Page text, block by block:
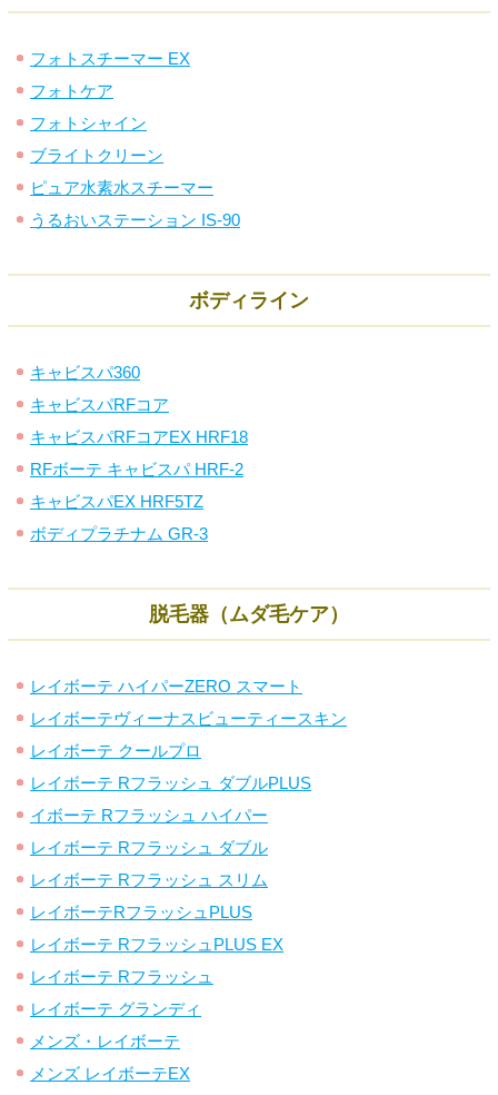
フォトスチーマー EX
フォトケア
フォトシャイン
ブライトクリーン
ピュア水素水スチーマー
うるおいステーション IS-90
ボディライン
キャビスパ360
キャビスパRFコア
キャビスパRFコアEX HRF18
RFボーテ キャビスパ HRF-2
キャビスパEX HRF5TZ
ボディプラチナム GR-3
脱毛器（ムダ毛ケア）
レイボーテ ハイパーZERO スマート
レイボーテヴィーナスビューティースキン
レイボーテ クールプロ
レイボーテ Rフラッシュ ダブルPLUS
イボーテ Rフラッシュ ハイパー
レイボーテ Rフラッシュ ダブル
レイボーテ Rフラッシュ スリム
レイボーテRフラッシュPLUS
レイボーテ RフラッシュPLUS EX
レイボーテ Rフラッシュ
レイボーテ グランディ
メンズ・レイボーテ
メンズ レイボーテEX